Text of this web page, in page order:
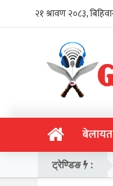
बेलायत
ट्रेण्डिङ :